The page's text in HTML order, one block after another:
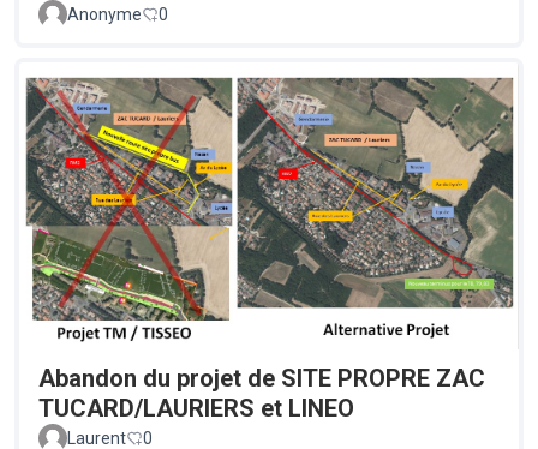
Anonyme 0
Abandon du projet de SITE PROPRE ZAC
TUCARD/LAURIERS et LINEO
Laurent 0